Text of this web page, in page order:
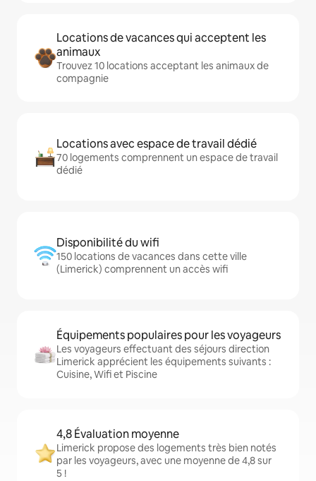
Locations de vacances qui acceptent les
animaux
Trouvez 10 locations acceptant les animaux de
compagnie
Locations avec espace de travail dédié
70 logements comprennent un espace de travail
dédié
Disponibilité du wifi
150 locations de vacances dans cette ville
(Limerick) comprennent un accès wifi
Équipements populaires pour les voyageurs
Les voyageurs effectuant des séjours direction
Limerick apprécient les équipements suivants :
Cuisine, Wifi et Piscine
4,8 Évaluation moyenne
Limerick propose des logements très bien notés
par les voyageurs, avec une moyenne de 4,8 sur
5 !